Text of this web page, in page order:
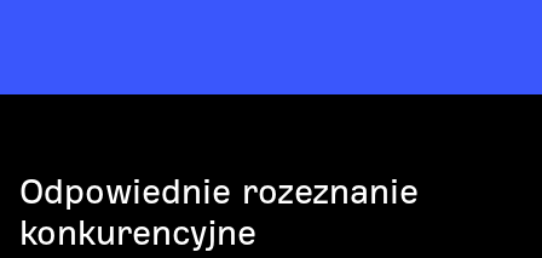
Odpowiednie rozeznanie
konkurencyjne